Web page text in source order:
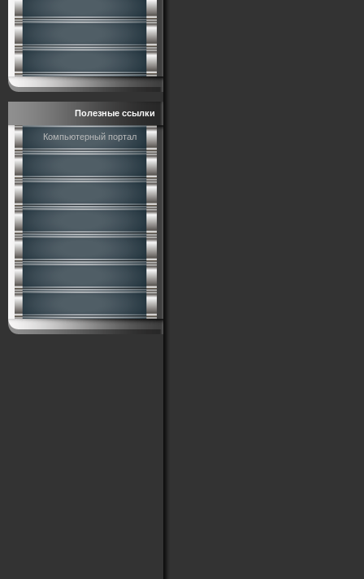
Полезные ссылки
Компьютерный портал